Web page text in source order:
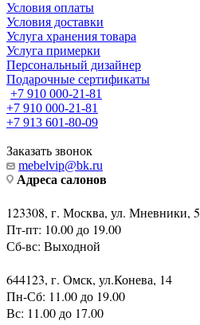
Условия оплаты
Условия доставки
Услуга хранения товара
Услуга примерки
Персональный дизайнер
Подарочные сертификаты
+7 910 000-21-81
+7 910 000-21-81
+7 913 601-80-09
Заказать звонок
mebelvip@bk.ru
Адреса салонов
123308, г. Москва, ул. Мневники, 5
Пт-пт: 10.00 до 19.00
Сб-вс: Выходной
644123, г. Омск, ул.Конева, 14
Пн-Сб: 11.00 до 19.00
Вс: 11.00 до 17.00